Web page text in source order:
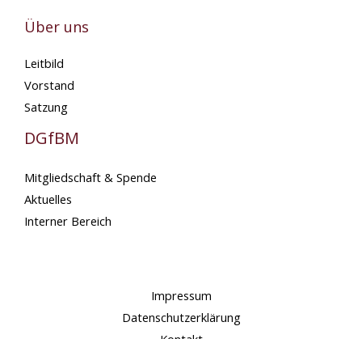
Über uns
Leitbild
Vorstand
Satzung
DGfBM
Mitgliedschaft & Spende
Aktuelles
Interner Bereich
Impressum
Datenschutzerklärung